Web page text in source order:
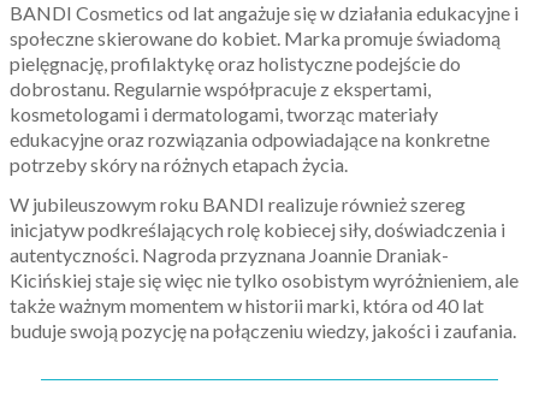
BANDI Cosmetics od lat angażuje się w działania edukacyjne i
społeczne skierowane do kobiet. Marka promuje świadomą
pielęgnację, profilaktykę oraz holistyczne podejście do
dobrostanu. Regularnie współpracuje z ekspertami,
kosmetologami i dermatologami, tworząc materiały
edukacyjne oraz rozwiązania odpowiadające na konkretne
potrzeby skóry na różnych etapach życia.
W jubileuszowym roku BANDI realizuje również szereg
inicjatyw podkreślających rolę kobiecej siły, doświadczenia i
autentyczności. Nagroda przyznana Joannie Draniak-
Kicińskiej staje się więc nie tylko osobistym wyróżnieniem, ale
także ważnym momentem w historii marki, która od 40 lat
buduje swoją pozycję na połączeniu wiedzy, jakości i zaufania.